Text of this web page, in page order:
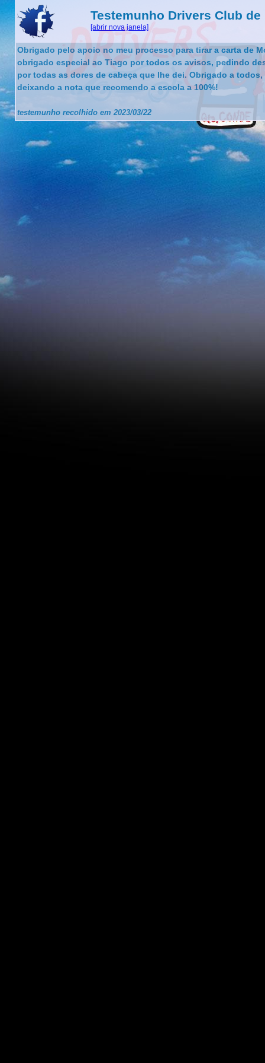
Testemunho Drivers Club de
[abrir nova janela]
Obrigado pelo apoio no meu processo para tirar a carta de
obrigado especial ao Tiago por todos os avisos, pedindo
por todas as dores de cabeça que lhe dei. Obrigado a todos,
deixando a nota que recomendo a escola a 100%!
testemunho recolhido em 2023/03/22